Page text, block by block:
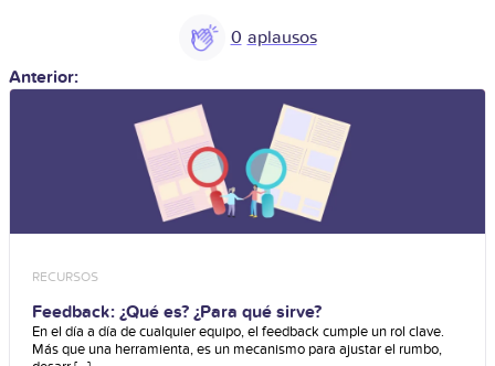
0
Anterior:
RECURSOS
Feedback: ¿Qué es? ¿Para qué sirve?
En el día a día de cualquier equipo, el feedback cumple un rol clave.
Más que una herramienta, es un mecanismo para ajustar el rumbo,